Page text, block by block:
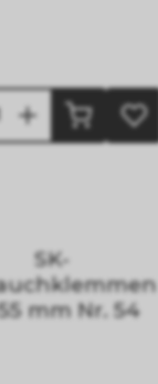
SK-
mm Nr. 54